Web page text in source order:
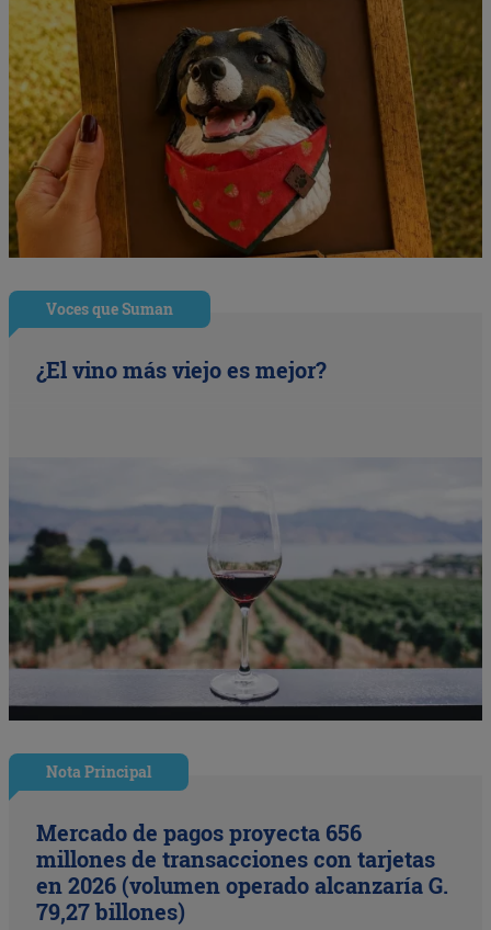
Voces que Suman
¿El vino más viejo es mejor?
Nota Principal
Mercado de pagos proyecta 656
millones de transacciones con tarjetas
en 2026 (volumen operado alcanzaría G.
79,27 billones)